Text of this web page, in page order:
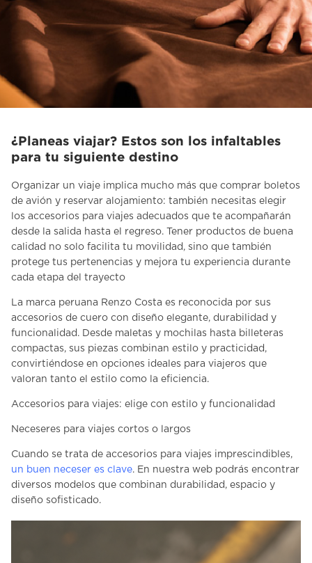
¿Planeas viajar? Estos son los infaltables
para tu siguiente destino
Organizar un viaje implica mucho más que comprar boletos
de avión y reservar alojamiento: también necesitas elegir
los accesorios para viajes adecuados que te acompañarán
desde la salida hasta el regreso. Tener productos de buena
calidad no solo facilita tu movilidad, sino que también
protege tus pertenencias y mejora tu experiencia durante
cada etapa del trayecto
La marca peruana Renzo Costa es reconocida por sus
accesorios de cuero con diseño elegante, durabilidad y
funcionalidad. Desde maletas y mochilas hasta billeteras
compactas, sus piezas combinan estilo y practicidad,
convirtiéndose en opciones ideales para viajeros que
valoran tanto el estilo como la eficiencia.
Accesorios para viajes: elige con estilo y funcionalidad
Neceseres para viajes cortos o largos
Cuando se trata de accesorios para viajes imprescindibles,
un buen neceser es clave. En nuestra web podrás encontrar
diversos modelos que combinan durabilidad, espacio y
diseño sofisticado.